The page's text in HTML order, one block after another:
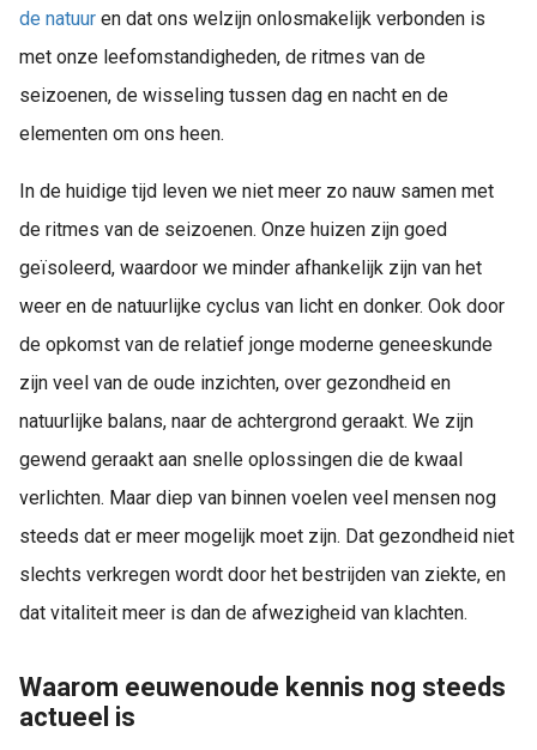
de natuur en dat ons welzijn onlosmakelijk verbonden is
met onze leefomstandigheden, de ritmes van de
seizoenen, de wisseling tussen dag en nacht en de
elementen om ons heen.
In de huidige tijd leven we niet meer zo nauw samen met
de ritmes van de seizoenen. Onze huizen zijn goed
geïsoleerd, waardoor we minder afhankelijk zijn van het
weer en de natuurlijke cyclus van licht en donker. Ook door
de opkomst van de relatief jonge moderne geneeskunde
zijn veel van de oude inzichten, over gezondheid en
natuurlijke balans, naar de achtergrond geraakt. We zijn
gewend geraakt aan snelle oplossingen die de kwaal
verlichten. Maar diep van binnen voelen veel mensen nog
steeds dat er meer mogelijk moet zijn. Dat gezondheid niet
slechts verkregen wordt door het bestrijden van ziekte, en
dat vitaliteit meer is dan de afwezigheid van klachten.
Waarom eeuwenoude kennis nog steeds
actueel is